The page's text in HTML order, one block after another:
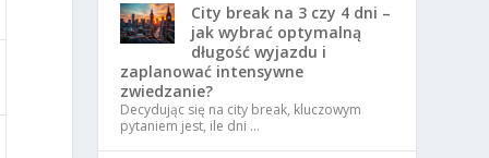
City break na 3 czy 4 dni –
jak wybrać optymalną
długość wyjazdu i
zaplanować intensywne
zwiedzanie?
Decydując się na city break, kluczowym
pytaniem jest, ile dni …